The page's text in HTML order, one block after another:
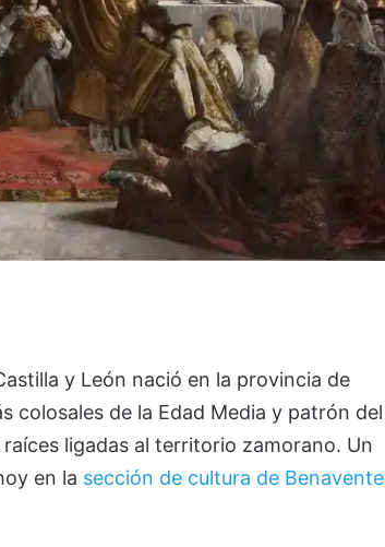
y León nació en la provincia de
colosales de la Edad Media y patrón del
ligadas al territorio zamorano. Un
en la sección de cultura de Benavente